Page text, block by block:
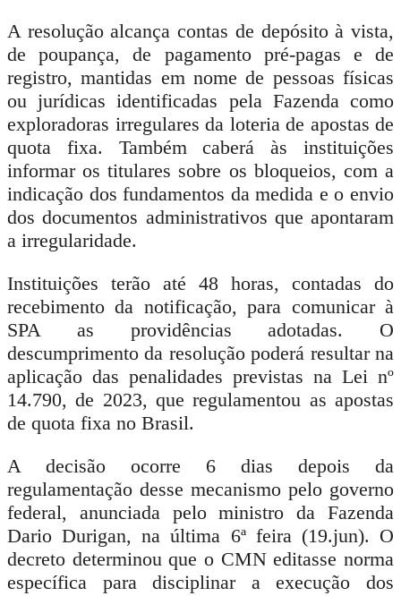
A resolução alcança contas de depósito à vista,
de poupança, de pagamento pré-pagas e de
registro, mantidas em nome de pessoas físicas
ou jurídicas identificadas pela Fazenda como
exploradoras irregulares da loteria de apostas de
quota fixa. Também caberá às instituições
informar os titulares sobre os bloqueios, com a
indicação dos fundamentos da medida e o envio
dos documentos administrativos que apontaram
a irregularidade.
Instituições terão até 48 horas, contadas do
recebimento da notificação, para comunicar à
SPA as providências adotadas. O
descumprimento da resolução poderá resultar na
aplicação das penalidades previstas na Lei nº
14.790, de 2023, que regulamentou as apostas
de quota fixa no Brasil.
A decisão ocorre 6 dias depois da
regulamentação desse mecanismo pelo governo
federal, anunciada pelo ministro da Fazenda
Dario Durigan, na última 6ª feira (19.jun). O
decreto determinou que o CMN editasse norma
específica para disciplinar a execução dos